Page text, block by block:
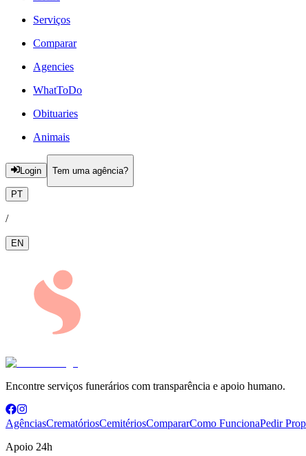
Serviços
Comparar
Agencies
WhatToDo
Obituaries
Animais
Login Tem uma agência?
PT
/
EN
Encontre serviços funerários com transparência e apoio humano.
AgênciasCrematóriosCemitériosCompararComo FuncionaPedir
Apoio 24h